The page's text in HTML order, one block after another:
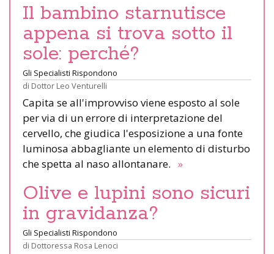
Il bambino starnutisce
appena si trova sotto il
sole: perché?
Gli Specialisti Rispondono
di Dottor Leo Venturelli
Capita se all'improvviso viene esposto al sole
per via di un errore di interpretazione del
cervello, che giudica l'esposizione a una fonte
luminosa abbagliante un elemento di disturbo
che spetta al naso allontanare. »
Olive e lupini sono sicuri
in gravidanza?
Gli Specialisti Rispondono
di Dottoressa Rosa Lenoci